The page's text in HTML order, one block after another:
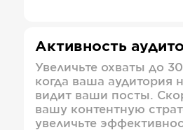
Активность
Увеличьте охваты до
когда ваша аудитория
видит ваши посты.
вашу контентную
увеличьте